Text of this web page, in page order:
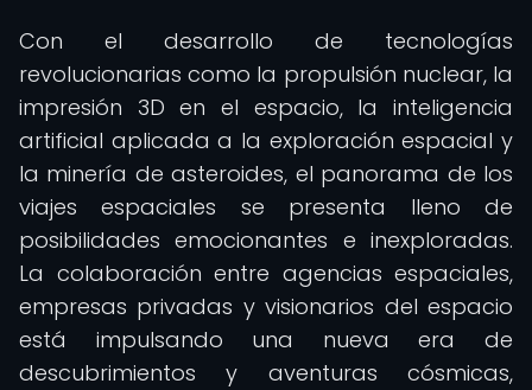
Con el desarrollo de tecnologías
revolucionarias como la propulsión nuclear, la
impresión 3D en el espacio, la inteligencia
artificial aplicada a la exploración espacial y
la minería de asteroides, el panorama de los
viajes espaciales se presenta lleno de
posibilidades emocionantes e inexploradas.
La colaboración entre agencias espaciales,
empresas privadas y visionarios del espacio
está impulsando una nueva era de
descubrimientos y aventuras cósmicas,